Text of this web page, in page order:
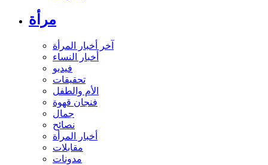
مرأة
آخر أخبار المرأة
أخبار النساء
فيديو
تحقيقات
الأم والطفل
فنجان قهوة
جمال
نصائح
أخبار المرأة
مقابلات
مدونات